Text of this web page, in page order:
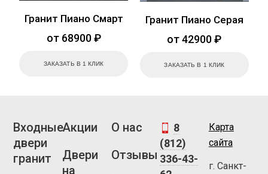
Гранит Пиано Смарт
от 68900 ₽
ЗАКАЗАТЬ В 1 КЛИК
Гранит Пиано Серая
от 42900 ₽
ЗАКАЗАТЬ В 1 КЛИК
Входные
двери
гранит
Акции
Двери
на
О нас
Отзывы
8
(812)
336-43-
Карта
сайта
г. Санкт-